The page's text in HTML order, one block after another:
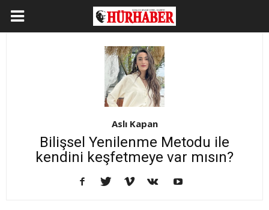
Aslı Kapan
Bilişsel Yenilenme Metodu ile
kendini keşfetmeye var mısın?